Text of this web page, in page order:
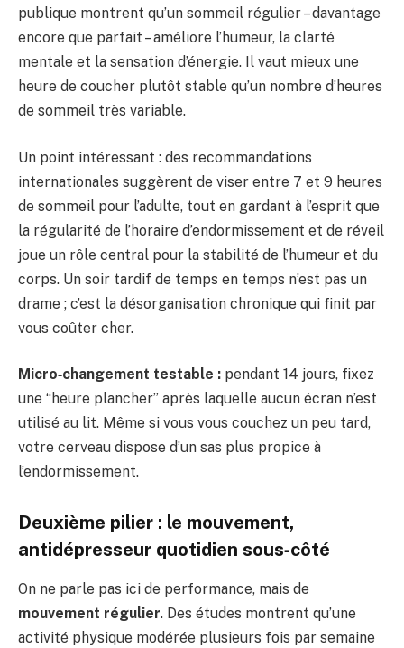
publique montrent qu’un sommeil régulier – davantage
encore que parfait – améliore l’humeur, la clarté
mentale et la sensation d’énergie. Il vaut mieux une
heure de coucher plutôt stable qu’un nombre d’heures
de sommeil très variable.
Un point intéressant : des recommandations
internationales suggèrent de viser entre 7 et 9 heures
de sommeil pour l’adulte, tout en gardant à l’esprit que
la régularité de l’horaire d’endormissement et de réveil
joue un rôle central pour la stabilité de l’humeur et du
corps. Un soir tardif de temps en temps n’est pas un
drame ; c’est la désorganisation chronique qui finit par
vous coûter cher.
Micro‑changement testable : pendant 14 jours, fixez
une “heure plancher” après laquelle aucun écran n’est
utilisé au lit. Même si vous vous couchez un peu tard,
votre cerveau dispose d’un sas plus propice à
l’endormissement.
Deuxième pilier : le mouvement,
antidépresseur quotidien sous‑côté
On ne parle pas ici de performance, mais de
mouvement régulier. Des études montrent qu’une
activité physique modérée plusieurs fois par semaine